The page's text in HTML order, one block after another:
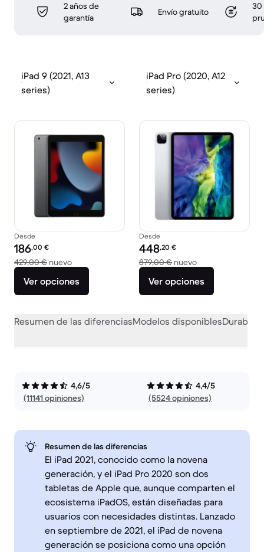
2 años de
garantía
Envío gratuito
30
iPad 9 (2021, A13
series)
iPad Pro (2020, A12
series)
Desde
Precio reacondicionado:
186,00 €
429,00 € nuevoEl dispositivo nuevo vale 429,00 €
Ver opciones
Desde
Precio reacondicionado:
448,20 €
879,00 € nuevoEl dispositivo
Ver opciones
Resumen de las diferenciasModelos disponibles
4,6/5
(11141 opiniones)
4,4/5
(5524 opiniones)
Resumen de las diferencias
El iPad 2021, conocido como la novena
generación, y el iPad Pro 2020 son dos
tabletas de Apple que, aunque comparten el
ecosistema iPadOS, están diseñadas para
usuarios con necesidades distintas. Lanzado
en septiembre de 2021, el iPad de novena
generación se posiciona como una opción